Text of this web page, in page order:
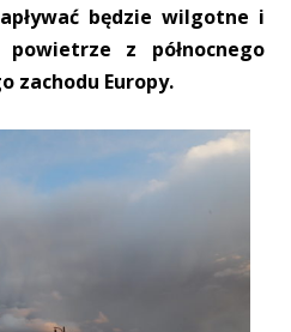
będzie wilgotne i
powietrze z północnego
zachodu Europy.